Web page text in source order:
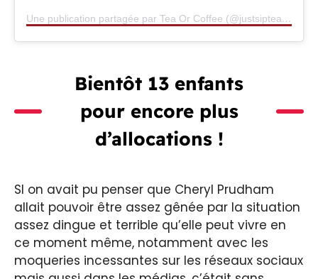
Une publication partagée par Tea Or Coffee (@justsiptea)
Bientôt 13 enfants
pour encore plus
d’allocations !
SI on avait pu penser que Cheryl Prudham
allait pouvoir être assez gênée par la situation
assez dingue et terrible qu’elle peut vivre en
ce moment même, notamment avec les
moqueries incessantes sur les réseaux sociaux